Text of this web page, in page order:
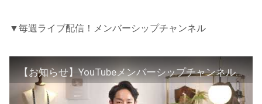
▼毎週ライブ配信！メンバーシップチャンネル
【お知らせ】YouTubeメンバーシップチャンネルについて解説します